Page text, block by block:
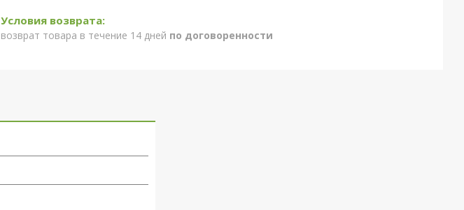
возврат товара в течение 14 дней по договоренности